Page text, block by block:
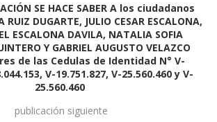
SE HACE SABER A los ciudadanos
RUIZ DUGARTE, JULIO CESAR ESCALONA,
ESCALONA DAVILA, NATALIA SOFIA
Y GABRIEL AUGUSTO VELAZCO
de las Cedulas de Identidad N° V-
V-19.751.827, V-25.560.460 y V-
25.560.460
publicación siguiente